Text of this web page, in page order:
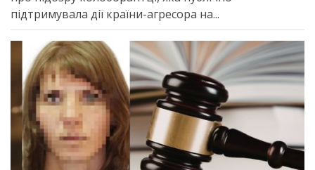
підтримувала дії країни-агресора на...